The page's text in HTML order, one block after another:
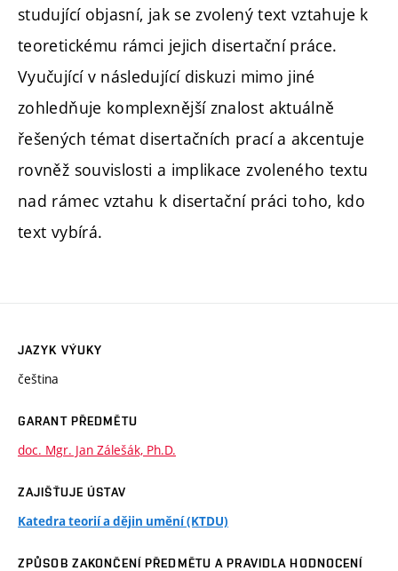
studující objasní, jak se zvolený text vztahuje k
teoretickému rámci jejich disertační práce.
Vyučující v následující diskuzi mimo jiné
zohledňuje komplexnější znalost aktuálně
řešených témat disertačních prací a akcentuje
rovněž souvislosti a implikace zvoleného textu
nad rámec vztahu k disertační práci toho, kdo
text vybírá.
JAZYK VÝUKY
čeština
GARANT PŘEDMĚTU
doc. Mgr. Jan Zálešák, Ph.D.
ZAJIŠŤUJE ÚSTAV
Katedra teorií a dějin umění (KTDU)
ZPŮSOB ZAKONČENÍ PŘEDMĚTU A PRAVIDLA HODNOCENÍ